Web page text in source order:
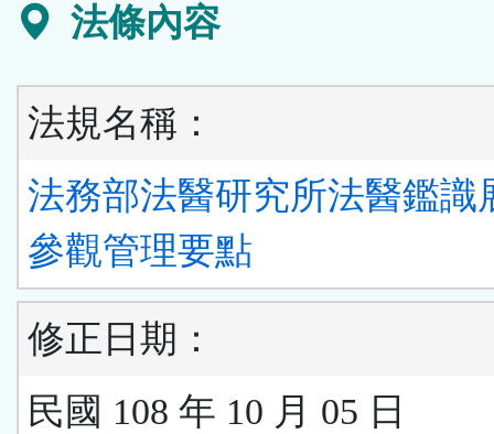
法條內容
法規名稱：
法務部法醫研究所法醫鑑識
參觀管理要點
修正日期：
民國 108 年 10 月 05 日